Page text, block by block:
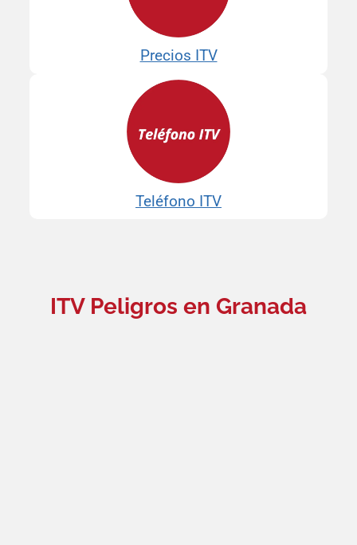
Precios ITV
Teléfono ITV
ITV Peligros en Granada